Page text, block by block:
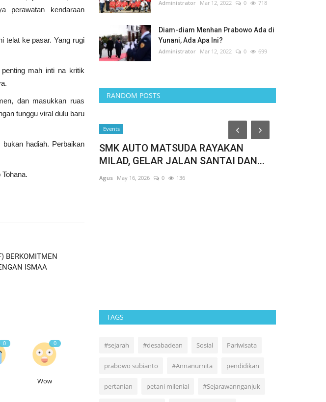
perawatan kendaraan
telat ke pasar. Yang rugi
mah inti na kritik
dan masukkan ruas
tunggu viral dulu baru
hadiah. Perbaikan
BERKOMITMEN
ISMAA
0 0
Wow
Administrator Mar 12, 2022 0 718
Diam-diam Menhan Prabowo Ada di
Yunani, Ada Apa Ini?
Administrator Mar 12, 2022 0 699
RANDOM POSTS
Events
SMK AUTO MATSUDA RAYAKAN
MILAD, GELAR JALAN SANTAI DAN...
Agus May 16, 2026 0 136
TAGS
#sejarah #desabadean Sosial Pariwisata
prabowo subianto #Annanurnita pendidikan
pertanian petani milenial #Sejarawannganjuk